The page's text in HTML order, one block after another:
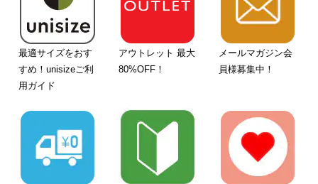
最適サイズをおす
すめ！unisizeご利
用ガイド
アウトレット 最大
80%OFF！
メールマガジン会
員様募集中！